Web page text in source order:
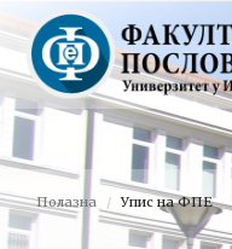
Полазна Упис на ФПЕ